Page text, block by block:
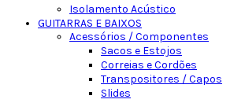
Isolamento Acústico
GUITARRAS E BAIXOS
Acessórios / Componentes
Sacos e Estojos
Correias e Cordões
Transpositores / Capos
Slides